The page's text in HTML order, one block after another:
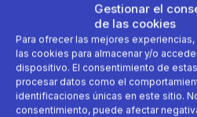
Gestionar el
de las cookies
Para ofrecer las mejores
las cookies para almacenar y/o
dispositivo. El consentimiento de
procesar datos como el
identificaciones únicas en este sitio.
consentimiento, puede afectar